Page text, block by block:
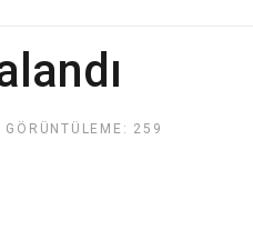
GÖRÜNTÜLEME: 259